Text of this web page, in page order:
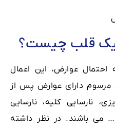
قلب چیست؟
عوارض، این اعمال
دارای عوارض پس از
نارسایی کلیه، نارسایی
می باشند. در نظر داشته